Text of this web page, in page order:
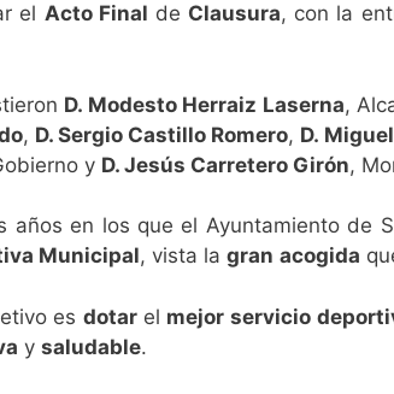
el Acto Final de Clausura, con la
D. Modesto Herraiz Laserna,
, D. Sergio Castillo Romero, D.
y D. Jesús Carretero Girón,
años en los que el Ayuntamiento de
Municipal, vista la gran acogida
es dotarel mejor servicio
y saludable.